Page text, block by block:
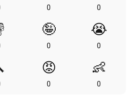
0 0
🤪
0
😭
0
😡
0
👶
0